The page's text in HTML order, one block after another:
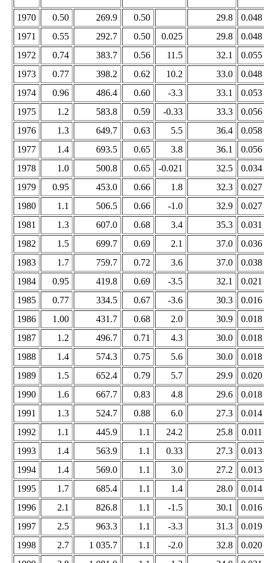
1970 0.50 269.9 0.50 29.8
0.048
1971
0.55 292.7 0.50 0.025 29.8
0.048
1972
0.74 383.7 0.56 11.5 32.1
0.055
1973
0.77 398.2 0.62 10.2 33.0
0.048
1974
0.96 486.4 0.60 -3.3 33.1
0.053
1975
1.2 583.8 0.59 -0.33 33.3
0.056
1976
1.3 649.7 0.63 5.5 36.4
0.058
1977
1.4 693.5 0.65 3.8 36.1
0.056
1978
1.0 500.8 0.65 -0.021 32.5
0.034
1979
0.95 453.0 0.66 1.8 32.3
0.027
1980
1.1 506.5 0.66 -1.0 32.9
0.027
1981
1.3 607.0 0.68 3.4 35.3
0.031
1982
1.5 699.7 0.69 2.1 37.0
0.036
1983
1.7 759.7 0.72 3.6 37.0
0.038
1984
0.95 419.8 0.69 -3.5 32.1
0.021
1985
0.77 334.5 0.67 -3.6 30.3
0.016
1986
1.00 431.7 0.68 2.0 30.9
0.018
1987
1.2 496.7 0.71 4.3 30.0
0.018
1988
1.4 574.3 0.75 5.6 30.0
0.018
1989
1.5 652.4 0.79 5.7 29.9
0.020
1990
1.6 667.7 0.83 4.8 29.6
0.018
1991
1.3 524.7 0.88 6.0 27.3
0.014
1992
1.1 445.9 1.1 24.2 25.8
0.011
1993
1.4 563.9 1.1 0.33 27.3
0.013
1994
1.4 569.0 1.1 3.0 27.2
0.013
1995
1.7 685.4 1.1 1.4 28.0
0.014
1996
2.1 826.8 1.1 -1.5 30.1
0.016
1997
2.5 963.3 1.1 -3.3 31.3
0.019
1998
2.7 1 035.7 1.1 -2.0 32.8
0.020